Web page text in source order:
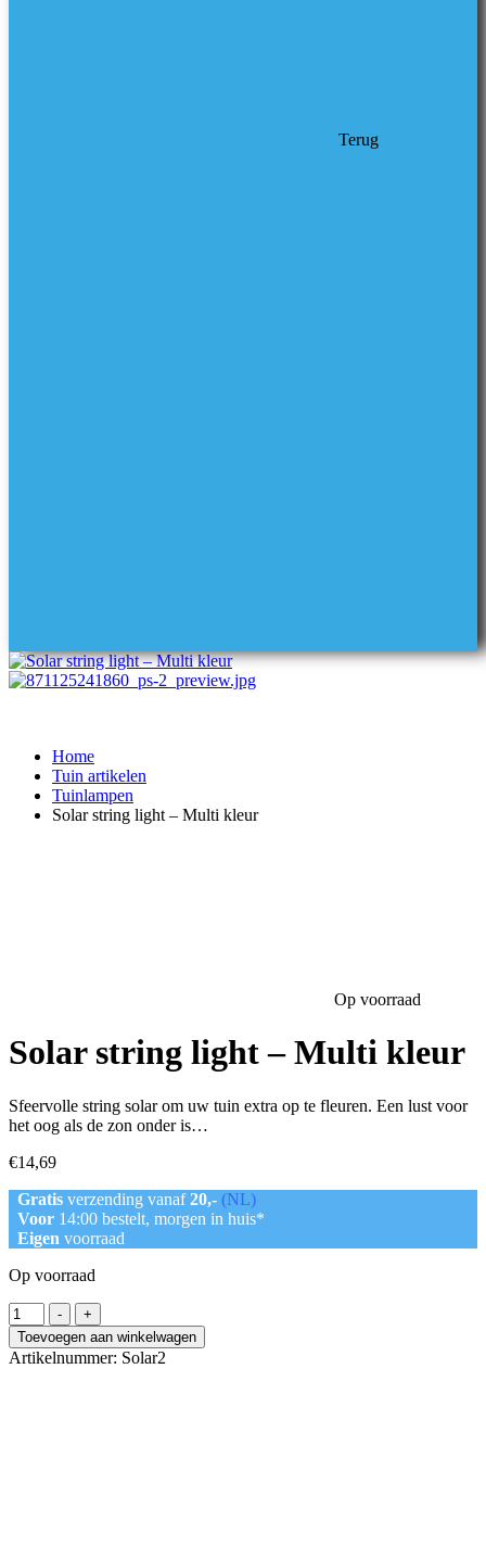
Terug
Home
Tuin artikelen
Tuinlampen
Solar string light – Multi kleur
Op voorraad
Solar string light – Multi kleur
Sfeervolle string solar om uw tuin extra op te fleuren. Een lust voor
het oog als de zon onder is…
€14,69
Gratis verzending vanaf20,- (NL)
Voor 14:00 bestelt, morgen in huis*
Eigen voorraad
Op voorraad
Solar
string
light
-
-
+
Toevoegen aan winkelwagen
Artikelnummer: Solar2